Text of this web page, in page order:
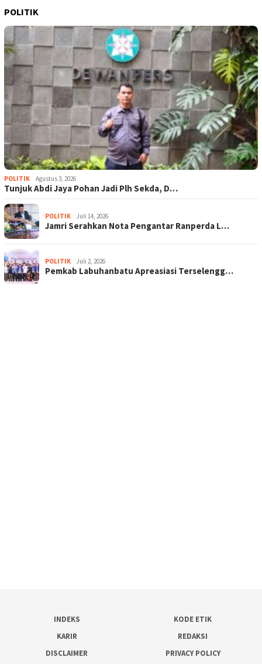
POLITIK
POLITIK Agustus 3, 2026
Tunjuk Abdi Jaya Pohan Jadi Plh Sekda, D…
POLITIK Juli 14, 2026
Jamri Serahkan Nota Pengantar Ranperda L…
POLITIK Juli 2, 2026
Pemkab Labuhanbatu Apreasiasi Terselengg…
INDEKS
KODE ETIK
KARIR
REDAKSI
DISCLAIMER
PRIVACY POLICY